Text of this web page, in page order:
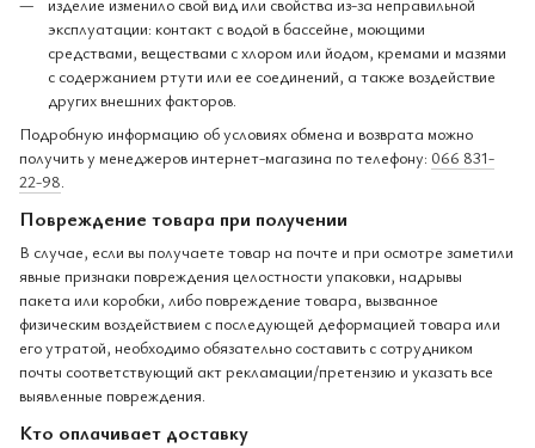
эксплуатации: контакт с водой в бассейне, моющими
средствами, веществами с хлором или йодом, кремами и мазями
с содержанием ртути или ее соединений, а также воздействие
других внешних факторов.
Подробную информацию об условиях обмена и возврата можно
получить у менеджеров интернет-магазина по телефону: 066 831-
22-98.
Повреждение товара при получении
В случае, если вы получаете товар на почте и при осмотре заметили
явные признаки повреждения целостности упаковки, надрывы
пакета или коробки, либо повреждение товара, вызванное
физическим воздействием с последующей деформацией товара или
его утратой, необходимо обязательно составить с сотрудником
почты соответствующий акт рекламации/претензию и указать все
выявленные повреждения.
Кто оплачивает доставку